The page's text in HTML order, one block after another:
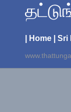
| Home |